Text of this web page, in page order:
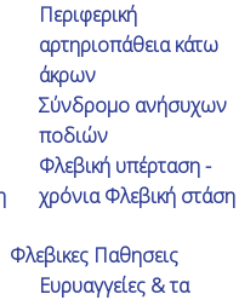
Περιφερική
αρτηριοπάθεια κάτω
άκρων
Σύνδρομο ανήσυχων
ποδιών
Φλεβική υπέρταση -
χρόνια Φλεβική στάση
Φλεβικες Παθησεις
Ευρυαγγείες & τα
την
Χ.Ηλία πριν
τα πρώτα
στην Ελλάδα.
κανένα